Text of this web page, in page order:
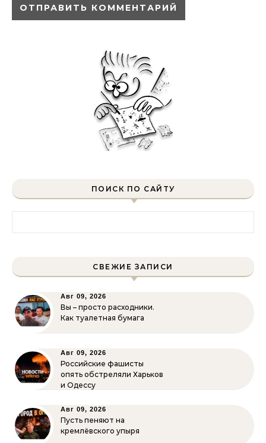
ПОИСК ПО САЙТУ
СВЕЖИЕ ЗАПИСИ
Авг 09, 2026
Вы – просто расходники.
Как туалетная бумага
Авг 09, 2026
Российские фашисты
опять обстреляли Харьков
и Одессу
Авг 09, 2026
Пусть пеняют на
кремлёвского упыря